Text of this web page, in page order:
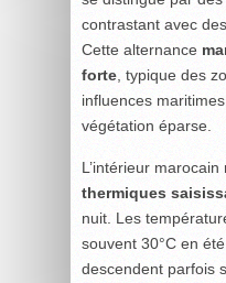
contrastant avec
Cette alternance
forte , typique des
influences
végétation éparse.
L’intérieur
thermiques
nuit. Les
souvent 30°C en
descendent parfois